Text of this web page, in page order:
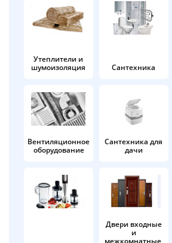
Утеплители и
шумоизоляция
Сантехника
Вентиляционное
оборудование
Сантехника для
дачи
Двери входные
и
Получайте товар
выбранный способом
Оставшиеся
% будут
по25%каждые 2 недели
Подробнее
об оплате Плайтом
Остались вопросы?